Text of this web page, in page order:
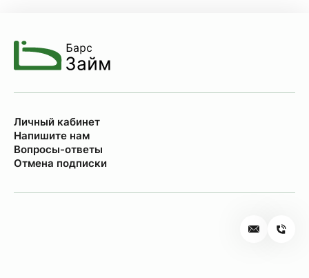
Личный кабинет
Напишите нам
Вопросы-ответы
Отмена подписки